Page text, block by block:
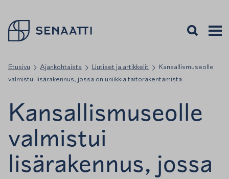
Palaa takaisin etusivulle
Avaa hakuAvaa
Etusivu Ajankohtaista Uutiset ja artikkelit
Kansallismuseolle
valmistui lisärakennus, jossa on uniikkia taitorakentamista
Kansallismuseolle
valmistui
lisärakennus, jossa